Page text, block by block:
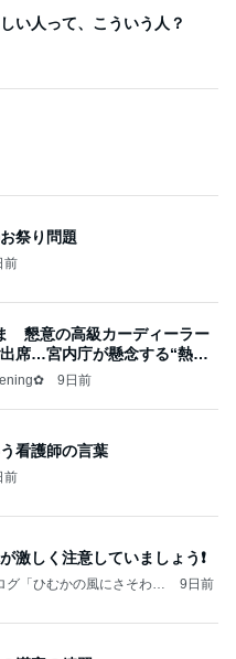
い人って、こういう人？
祭り問題
前
懇意の高級カーディーラー
席…宮内庁が懸念する“熱心
9日前
看護師の言葉
前
しく注意していましょう❗️
グ「ひむかの風にさそわれ
9日前